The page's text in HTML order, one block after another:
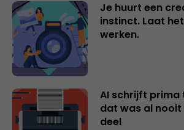
Je huurt een
instinct. Laat
werken.
AI schrijft prima
dat was al
deel